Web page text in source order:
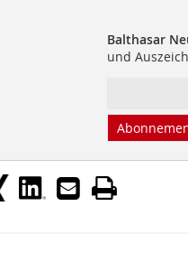
Balthasar
und